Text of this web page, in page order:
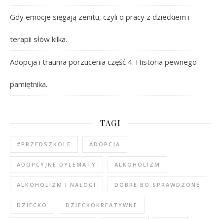
Gdy emocje sięgają zenitu, czyli o pracy z dzieckiem i
terapii słów kilka.
Adopcja i trauma porzucenia część 4. Historia pewnego
pamiętnika.
TAGI
#PRZEDSZKOLE ADOPCJA
ADOPCYJNE DYLEMATY ALKOHOLIZM
ALKOHOLIZM I NAŁOGI DOBRE BO SPRAWDZONE
DZIECKO DZIECKOKREATYWNE